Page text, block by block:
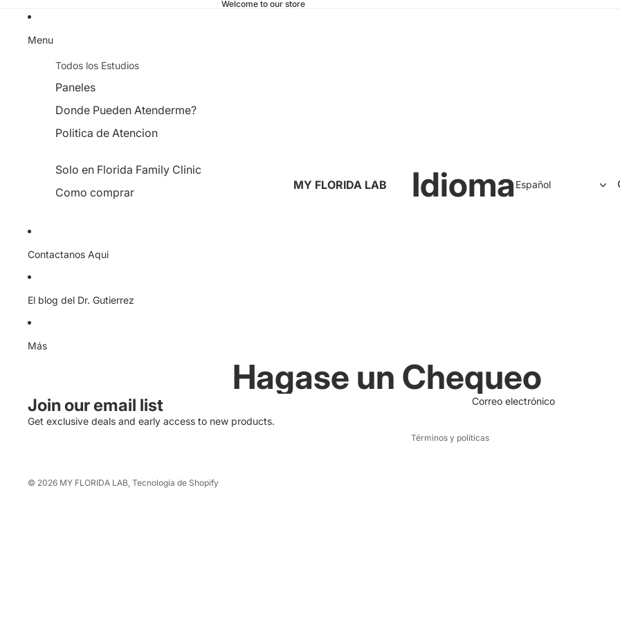
Welcome to our store
Menu
Todos los Estudios
Paneles
Donde Pueden Atenderme?
Politica de Atencion
Solo en Florida Family Clinic
Como comprar
Contactanos Aqui
El blog del Dr. Gutierrez
Más
MY FLORIDA LAB Idioma
Hagase un Chequeo
Join our email list
Get exclusive deals and early access to new products.
Correo electrónico
© 2026 MY FLORIDA LAB Tecnología de Shopify
Términos y políticas
Política de privacidad
Términos del servicio